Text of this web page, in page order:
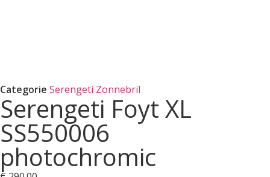
Categorie Serengeti Zonnebril
Serengeti Foyt XL
SS550006
photochromic